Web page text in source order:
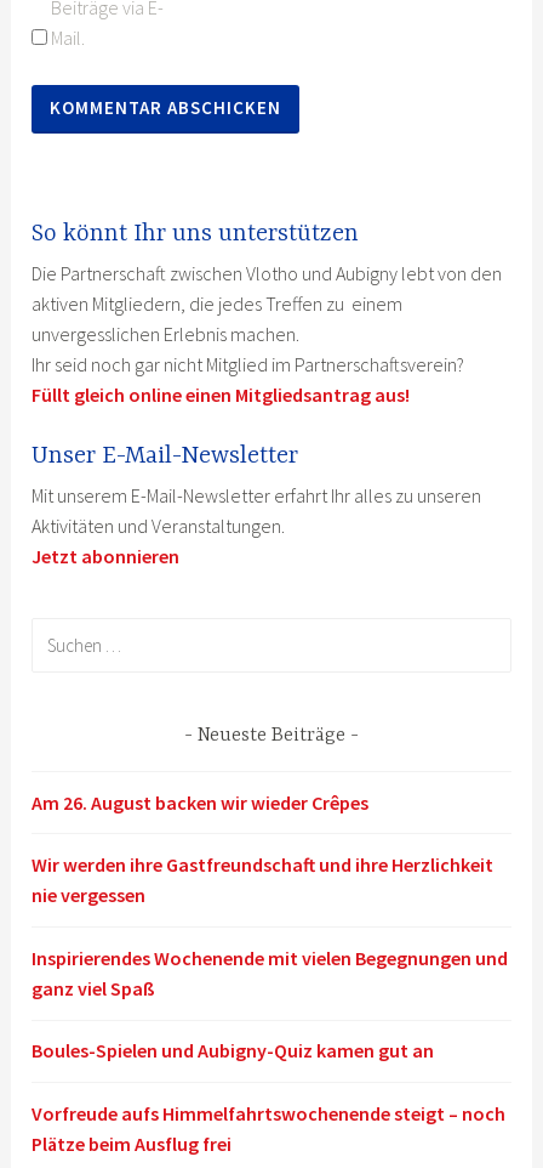
Beiträge via E-
Mail.
So könnt Ihr uns unterstützen
Die Partnerschaft zwischen Vlotho und Aubigny lebt von den
aktiven Mitgliedern, die jedes Treffen zu einem
unvergesslichen Erlebnis machen.
Ihr seid noch gar nicht Mitglied im Partnerschaftsverein?
Füllt gleich online einen Mitgliedsantrag aus!
Unser E-Mail-Newsletter
Mit unserem E-Mail-Newsletter erfahrt Ihr alles zu unseren
Aktivitäten und Veranstaltungen.
Jetzt abonnieren
Neueste Beiträge
Am 26. August backen wir wieder Crêpes
Wir werden ihre Gastfreundschaft und ihre Herzlichkeit
nie vergessen
Inspirierendes Wochenende mit vielen Begegnungen und
ganz viel Spaß
Boules-Spielen und Aubigny-Quiz kamen gut an
Vorfreude aufs Himmelfahrtswochenende steigt – noch
Plätze beim Ausflug frei